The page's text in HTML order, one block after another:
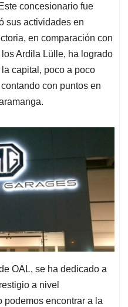
concesionario fue
sus actividades en
en comparación con
Ardila Lülle, ha logrado
capital, poco a poco
con puntos en
OAL, se ha dedicado a
a nivel
podemos encontrar a la